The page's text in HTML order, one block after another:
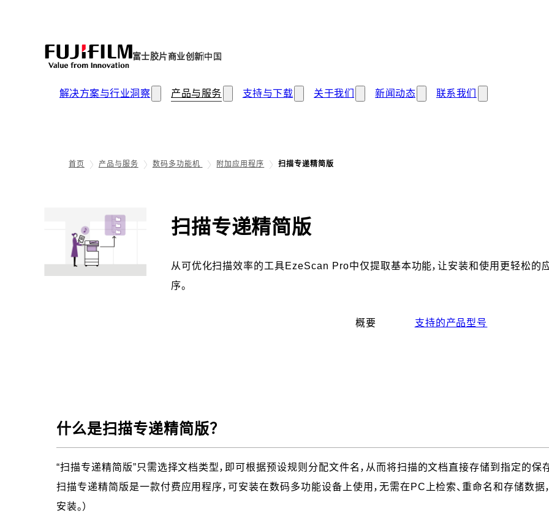
富士胶片商业创新中国
解决方案与行业洞察 产品与服务 支持与下载 关于我们 新闻动态 联系我们
首页 产品与服务 数码多功能机 附加应用程序 扫描专递精简版
扫描专递精简版
从可优化扫描效率的工具EzeScan Pro中仅提取基本功能，让安装和使用更轻松的
序。
概要 支持的产品型号
什么是扫描专递精简版？
“扫描专递精简版”只需选择文档类型，即可根据预设规则分配文件名，从而将扫描的文档直接存储到指定的保
扫描专递精简版是一款付费应用程序，可安装在数码多功能设备上使用，无需在PC上检索、重命名和存储数据
安装。）